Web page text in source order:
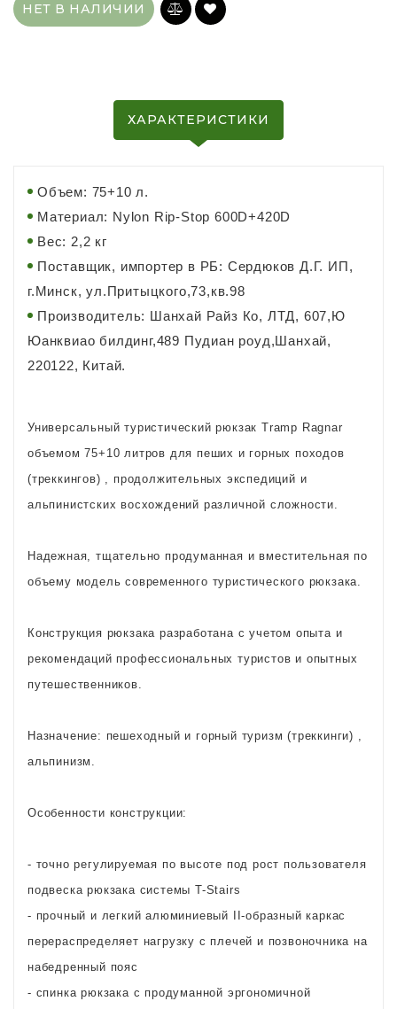
НЕТ В НАЛИЧИИ
ХАРАКТЕРИСТИКИ
Объем: 75+10 л.
Материал: Nylon Rip-Stop 600D+420D
Вес: 2,2 кг
Поставщик, импортер в РБ: Сердюков Д.Г. ИП,
г.Минск, ул.Притыцкого,73,кв.98
Производитель: Шанхай Райз Ко, ЛТД, 607,Ю
Юанквиао билдинг,489 Пудиан роуд,Шанхай,
220122, Китай.
Универсальный туристический рюкзак Tramp Ragnar
объемом 75+10 литров для пеших и горных походов
(треккингов) , продолжительных экспедиций и
альпинистских восхождений различной сложности.
Надежная, тщательно продуманная и вместительная по
объему модель современного туристического рюкзака.
Конструкция рюкзака разработана с учетом опыта и
рекомендаций профессиональных туристов и опытных
путешественников.
Назначение: пешеходный и горный туризм (треккинги) ,
альпинизм.
Особенности конструкции:
- точно регулируемая по высоте под рост пользователя
подвеска рюкзака системы T-Stairs
- прочный и легкий алюминиевый II-образный каркас
перераспределяет нагрузку с плечей и позвоночника на
набедренный пояс
- спинка рюкзака с продуманной эргономичной